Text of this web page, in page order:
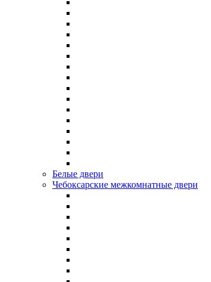
Белые двери
Чебоксарские межкомнатные двери